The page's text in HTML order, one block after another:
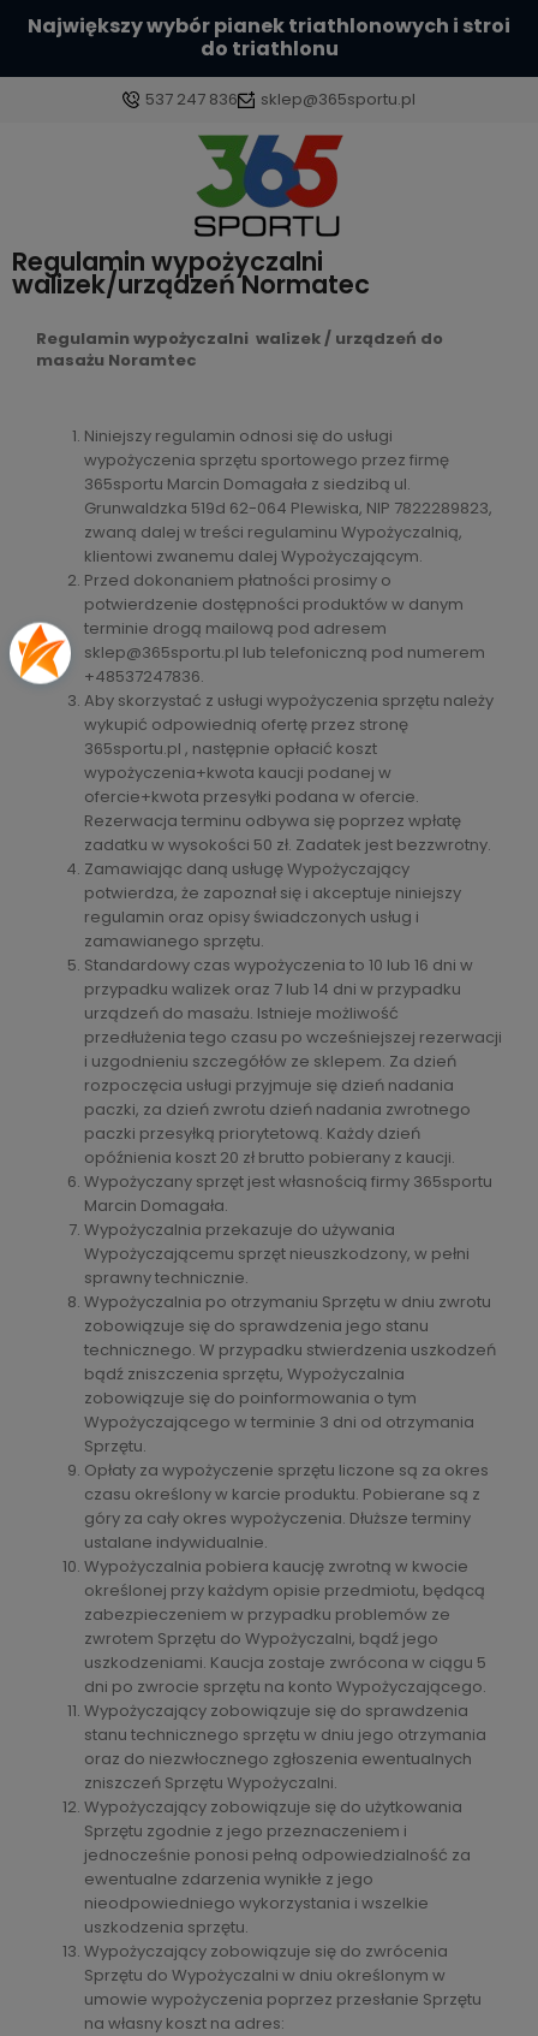
Największy wybór pianek triathlonowych i stroi
do triathlonu
537 247 836 sklep@365sportu.pl
Zaloguj się
Załóż konto
zaloguj się, aby przywrócić dodane produkty do
listy z poprzedniej sesji.
Regulamin wypożyczalni
walizek/urządzeń Normatec
Regulamin wypożyczalni walizek / urządzeń do
masażu Noramtec
Niniejszy regulamin odnosi się do usługi
wypożyczenia sprzętu sportowego przez firmę
365sportu Marcin Domagała z siedzibą ul.
Grunwaldzka 519d 62-064 Plewiska, NIP 7822289823,
zwaną dalej w treści regulaminu Wypożyczalnią,
klientowi zwanemu dalej Wypożyczającym.
Przed dokonaniem płatności prosimy o
potwierdzenie dostępności produktów w danym
terminie drogą mailową pod adresem
sklep@365sportu.pl lub telefoniczną pod numerem
+48537247836.
Aby skorzystać z usługi wypożyczenia sprzętu należy
wykupić odpowiednią ofertę przez stronę
365sportu.pl , następnie opłacić koszt
wypożyczenia+kwota kaucji podanej w
ofercie+kwota przesyłki podana w ofercie.
Rezerwacja terminu odbywa się poprzez wpłatę
zadatku w wysokości 50 zł. Zadatek jest bezzwrotny.
Zamawiając daną usługę Wypożyczający
potwierdza, że zapoznał się i akceptuje niniejszy
regulamin oraz opisy świadczonych usług i
zamawianego sprzętu.
Standardowy czas wypożyczenia to 10 lub 16 dni w
przypadku walizek oraz 7 lub 14 dni w przypadku
urządzeń do masażu. Istnieje możliwość
przedłużenia tego czasu po wcześniejszej rezerwacji
i uzgodnieniu szczegółów ze sklepem. Za dzień
rozpoczęcia usługi przyjmuje się dzień nadania
paczki, za dzień zwrotu dzień nadania zwrotnego
paczki przesyłką priorytetową. Każdy dzień
opóźnienia koszt 20 zł brutto pobierany z kaucji.
Wypożyczany sprzęt jest własnością firmy 365sportu
Marcin Domagała.
Wypożyczalnia przekazuje do używania
Wypożyczającemu sprzęt nieuszkodzony, w pełni
sprawny technicznie.
Wypożyczalnia po otrzymaniu Sprzętu w dniu zwrotu
zobowiązuje się do sprawdzenia jego stanu
technicznego. W przypadku stwierdzenia uszkodzeń
bądź zniszczenia sprzętu, Wypożyczalnia
zobowiązuje się do poinformowania o tym
Wypożyczającego w terminie 3 dni od otrzymania
Sprzętu.
Opłaty za wypożyczenie sprzętu liczone są za okres
czasu określony w karcie produktu. Pobierane są z
góry za cały okres wypożyczenia. Dłuższe terminy
ustalane indywidualnie.
Wypożyczalnia pobiera kaucję zwrotną w kwocie
określonej przy każdym opisie przedmiotu, będącą
zabezpieczeniem w przypadku problemów ze
zwrotem Sprzętu do Wypożyczalni, bądź jego
uszkodzeniami. Kaucja zostaje zwrócona w ciągu 5
dni po zwrocie sprzętu na konto Wypożyczającego.
Wypożyczający zobowiązuje się do sprawdzenia
stanu technicznego sprzętu w dniu jego otrzymania
oraz do niezwłocznego zgłoszenia ewentualnych
zniszczeń Sprzętu Wypożyczalni.
Wypożyczający zobowiązuje się do użytkowania
Sprzętu zgodnie z jego przeznaczeniem i
jednocześnie ponosi pełną odpowiedzialność za
ewentualne zdarzenia wynikłe z jego
nieodpowiedniego wykorzystania i wszelkie
uszkodzenia sprzętu.
Wypożyczający zobowiązuje się do zwrócenia
Sprzętu do Wypożyczalni w dniu określonym w
umowie wypożyczenia poprzez przesłanie Sprzętu
na własny koszt na adres: